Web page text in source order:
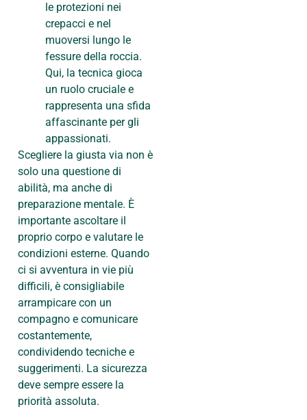
le protezioni nei
crepacci e nel
muoversi lungo le
fessure della roccia.
Qui, la tecnica gioca
un ruolo cruciale e
rappresenta una sfida
affascinante per gli
appassionati.
Scegliere la giusta via non è
solo una questione di
abilità, ma anche di
preparazione mentale. È
importante ascoltare il
proprio corpo e valutare le
condizioni esterne. Quando
ci si avventura in vie più
difficili, è consigliabile
arrampicare con un
compagno e comunicare
costantemente,
condividendo tecniche e
suggerimenti. La sicurezza
deve sempre essere la
priorità assoluta.